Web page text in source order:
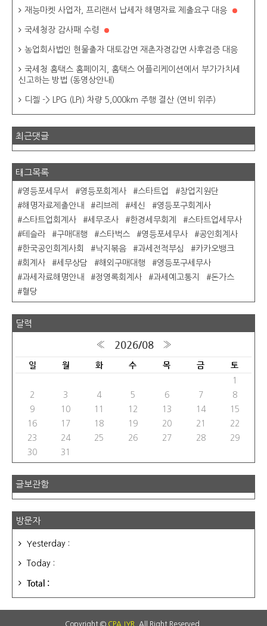
재능마켓 사업자, 프리랜서 납세자 해명자료 제출요구 대응
국세청장 감사패 수령
농업회사법인 현물출자 대토감면 재촌자경감면 사후검증 대응
국세청 홈택스 홈페이지, 홈택스 어플리케이션에서 부가가치세
신고하는 방법 (동영상안내)
디젤 -> LPG (LPI) 차량 5,000km 주행 결산 (연비 위주)
최근댓글
태그목록
영등포세무서 영등포회계사 스타트업
창업지원단
해명자료제출안내
리브레 세신
영등포구회계사
스타트업회계사
세무조사 한경세무회계
스타트업세무사
테슬라
구매대행 스타벅스 영등포세무사
공인회계사
한국공인회계사회
낙지볶음 과세전적부심
카카오뱅크
회계사
세무상담 해외구매대행
영등포구세무사
과세자료해명안내
정영록회계사 과세예고통지
돈가스
혈당
달력
« 2026/08 »
일 월 화 수 목 금 토
1
2
3 4 5 6 7
8
9
10 11 12 13 14
15
16
17 18 19 20 21
22
23
24 25 26 27 28
29
30
31
글보관함
방문자
Yesterday :
Today :
Total :
Copyright © CPA JYR . All Right Reserved.